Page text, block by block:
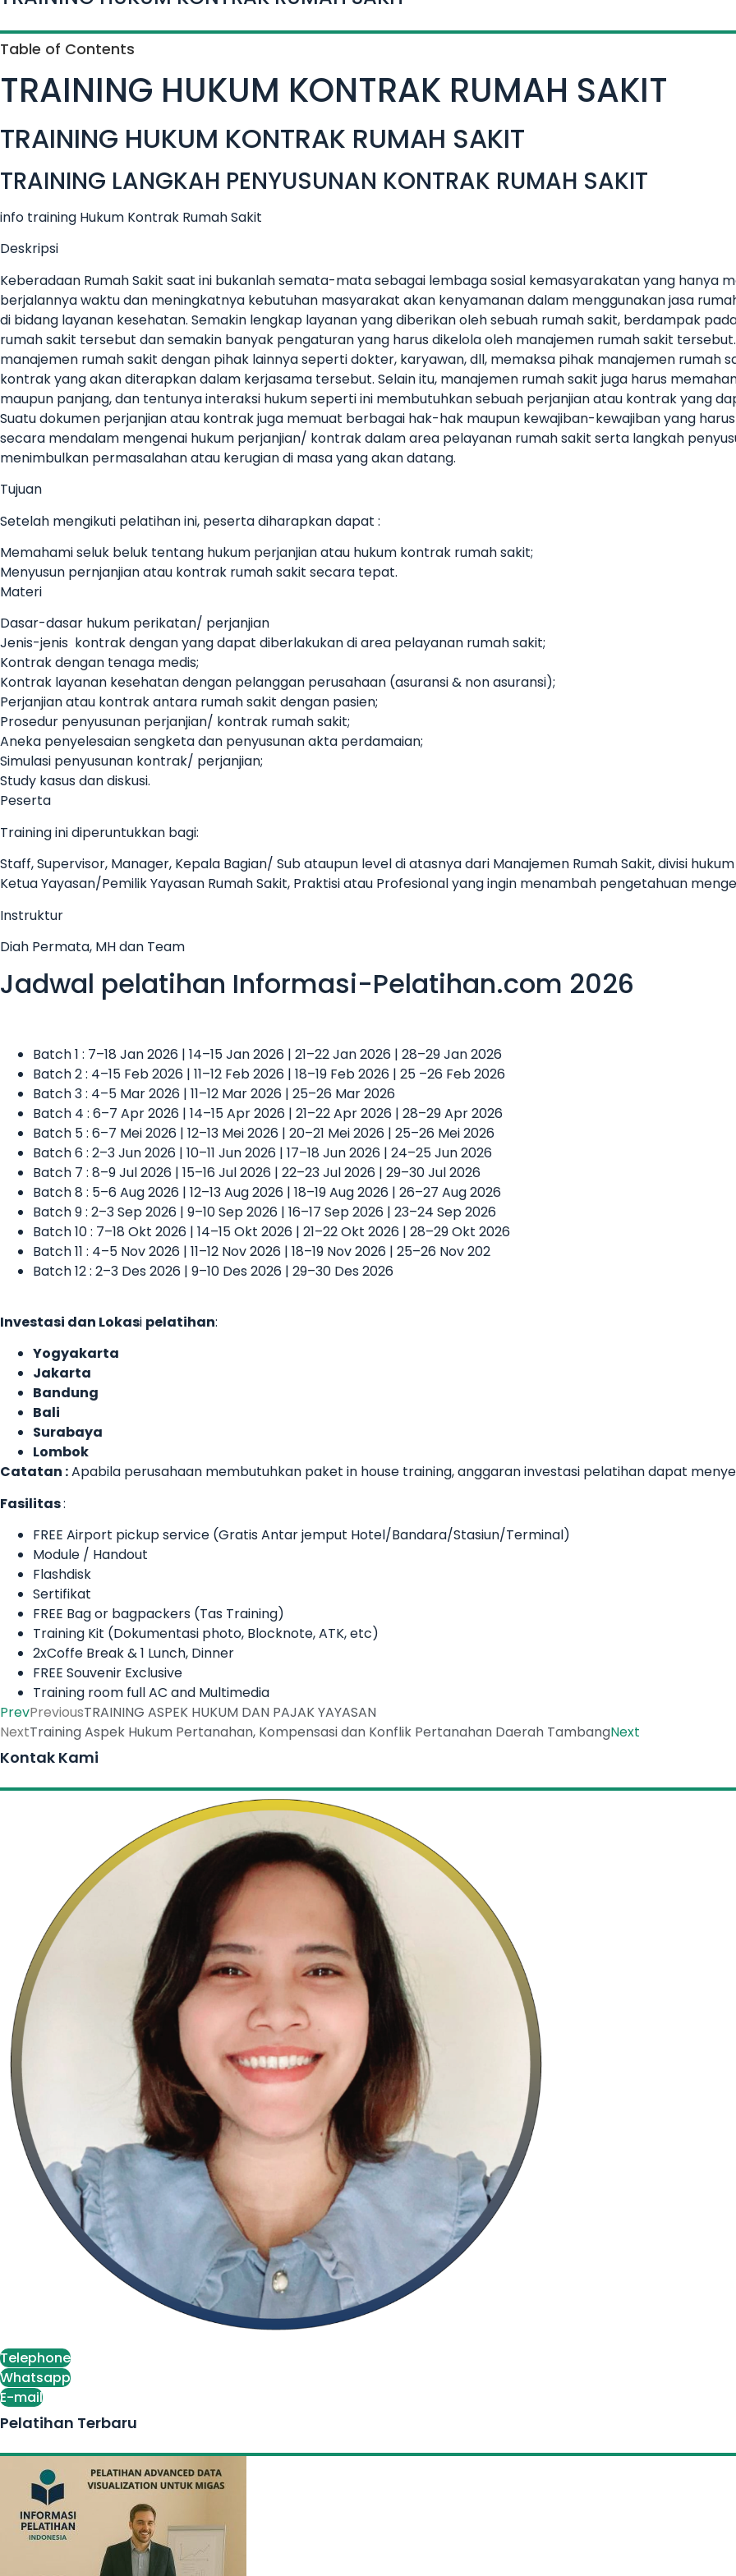
Table of Contents
TRAINING HUKUM KONTRAK RUMAH SAKIT
TRAINING HUKUM KONTRAK RUMAH SAKIT
TRAINING LANGKAH PENYUSUNAN KONTRAK RUMAH SAKIT
info training Hukum Kontrak Rumah Sakit
Deskripsi
Keberadaan Rumah Sakit saat ini bukanlah semata-mata sebagai lembaga sosial kemasyarakatan yang hanya
berjalannya waktu dan meningkatnya kebutuhan masyarakat akan kenyamanan dalam menggunakan jasa
di bidang layanan kesehatan. Semakin lengkap layanan yang diberikan oleh sebuah rumah sakit, berdampak
rumah sakit tersebut dan semakin banyak pengaturan yang harus dikelola oleh manajemen rumah sakit
manajemen rumah sakit dengan pihak lainnya seperti dokter, karyawan, dll, memaksa pihak manajemen rumah
kontrak yang akan diterapkan dalam kerjasama tersebut. Selain itu, manajemen rumah sakit juga harus
maupun panjang, dan tentunya interaksi hukum seperti ini membutuhkan sebuah perjanjian atau kontrak yang
Suatu dokumen perjanjian atau kontrak juga memuat berbagai hak-hak maupun kewajiban-kewajiban yang
secara mendalam mengenai hukum perjanjian/ kontrak dalam area pelayanan rumah sakit serta langkah
menimbulkan permasalahan atau kerugian di masa yang akan datang.
Tujuan
Setelah mengikuti pelatihan ini, peserta diharapkan dapat :
Memahami seluk beluk tentang hukum perjanjian atau hukum kontrak rumah sakit;
Menyusun pernjanjian atau kontrak rumah sakit secara tepat.
Materi
Dasar-dasar hukum perikatan/ perjanjian
Jenis-jenis kontrak dengan yang dapat diberlakukan di area pelayanan rumah sakit;
Kontrak dengan tenaga medis;
Kontrak layanan kesehatan dengan pelanggan perusahaan (asuransi & non asuransi);
Perjanjian atau kontrak antara rumah sakit dengan pasien;
Prosedur penyusunan perjanjian/ kontrak rumah sakit;
Aneka penyelesaian sengketa dan penyusunan akta perdamaian;
Simulasi penyusunan kontrak/ perjanjian;
Study kasus dan diskusi.
Peserta
Training ini diperuntukkan bagi:
Staff, Supervisor, Manager, Kepala Bagian/ Sub ataupun level di atasnya dari Manajemen Rumah Sakit, divisi
Ketua Yayasan/Pemilik Yayasan Rumah Sakit, Praktisi atau Profesional yang ingin menambah pengetahuan
Instruktur
Diah Permata, MH dan Team
Jadwal pelatihan Informasi-Pelatihan.com 2026
Batch 1 : 7–18 Jan 2026 | 14–15 Jan 2026 | 21–22 Jan 2026 | 28–29 Jan 2026
Batch 2 : 4–15 Feb 2026 | 11–12 Feb 2026 | 18–19 Feb 2026 | 25 –26 Feb 2026
Batch 3 : 4–5 Mar 2026 | 11–12 Mar 2026 | 25–26 Mar 2026
Batch 4 : 6–7 Apr 2026 | 14–15 Apr 2026 | 21–22 Apr 2026 | 28–29 Apr 2026
Batch 5 : 6–7 Mei 2026 | 12–13 Mei 2026 | 20–21 Mei 2026 | 25–26 Mei 2026
Batch 6 : 2–3 Jun 2026 | 10–11 Jun 2026 | 17–18 Jun 2026 | 24–25 Jun 2026
Batch 7 : 8–9 Jul 2026 | 15–16 Jul 2026 | 22–23 Jul 2026 | 29–30 Jul 2026
Batch 8 : 5–6 Aug 2026 | 12–13 Aug 2026 | 18–19 Aug 2026 | 26–27 Aug 2026
Batch 9 : 2–3 Sep 2026 | 9–10 Sep 2026 | 16–17 Sep 2026 | 23–24 Sep 2026
Batch 10 : 7–18 Okt 2026 | 14–15 Okt 2026 | 21–22 Okt 2026 | 28–29 Okt 2026
Batch 11 : 4–5 Nov 2026 | 11–12 Nov 2026 | 18–19 Nov 2026 | 25–26 Nov 202
Batch 12 : 2–3 Des 2026 | 9–10 Des 2026 | 29–30 Des 2026
Investasi dan Lokasi pelatihan:
Yogyakarta
Jakarta
Bandung
Bali
Surabaya
Lombok
Catatan :Apabila perusahaan membutuhkan paket in house training, anggaran investasi pelatihan dapat
Fasilitas:
FREE Airport pickup service (Gratis Antar jemput Hotel/Bandara/Stasiun/Terminal)
Module / Handout
Flashdisk
Sertifikat
FREE Bag or bagpackers (Tas Training)
Training Kit (Dokumentasi photo, Blocknote, ATK, etc)
2xCoffe Break & 1 Lunch, Dinner
FREE Souvenir Exclusive
Training room full AC and Multimedia
PrevPreviousTRAINING ASPEK HUKUM DAN PAJAK YAYASAN
NextTraining Aspek Hukum Pertanahan, Kompensasi dan Konflik Pertanahan Daerah TambangNext
Kontak Kami
Telephone
Whatsapp
E-mail
Pelatihan Terbaru